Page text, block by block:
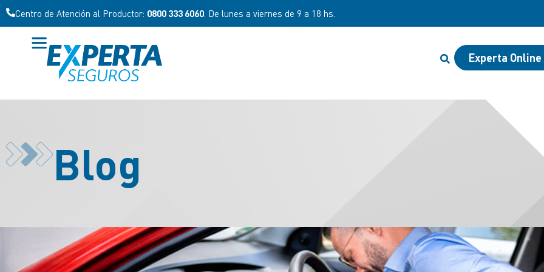
Centro de Atención al Productor: 0800 333 6060 . De lunes a viernes de 9 a 18 hs.
Experta Online
Blog